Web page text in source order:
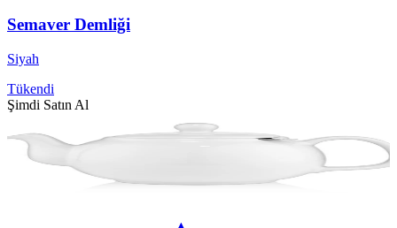
Semaver Demliği
Siyah
Tükendi
Şimdi Satın Al